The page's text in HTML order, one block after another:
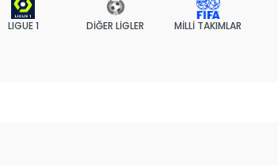
LIGUE 1 DİĞER LİGLER MİLLİ TAKIMLAR